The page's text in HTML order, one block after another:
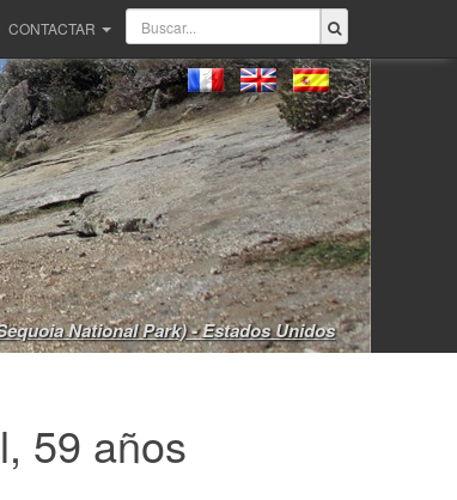
CONTACTAR
National Park) - Estados Unidos
59 años